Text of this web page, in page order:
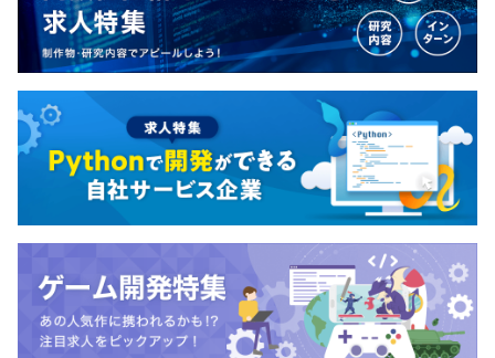
13.2日
前事業年度の育児休業取得者数／出産者数
男性30人/0人
女性98人/0人
役員及び管理的地位にある者に占める女性の割合
役員20.0%
管理職%